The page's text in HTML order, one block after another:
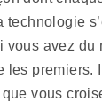
technologie
vous avez
les
vous